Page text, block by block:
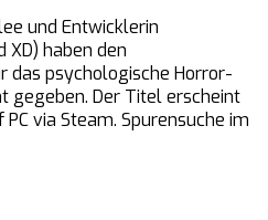
und Entwicklerin
XD) haben den
psychologische Horror-
gegeben. Der Titel erscheint
via Steam. Spurensuche im